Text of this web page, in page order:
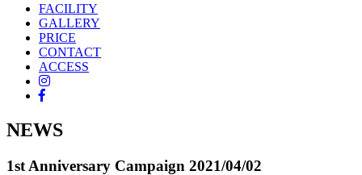
FACILITY
GALLERY
PRICE
CONTACT
ACCESS
NEWS
1st Anniversary Campaign 2021/04/02